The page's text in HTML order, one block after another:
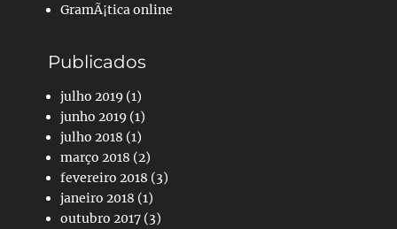
GramÃ¡tica online
Publicados
julho 2019 (1)
junho 2019 (1)
julho 2018 (1)
março 2018 (2)
fevereiro 2018 (3)
janeiro 2018 (1)
outubro 2017 (3)